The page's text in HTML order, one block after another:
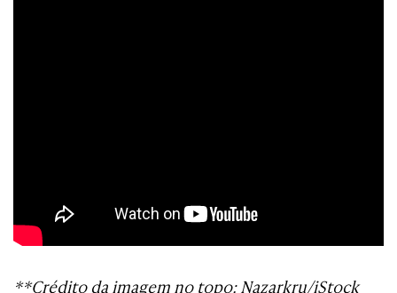
**Crédito da imagem no topo: Nazarkru/iStock